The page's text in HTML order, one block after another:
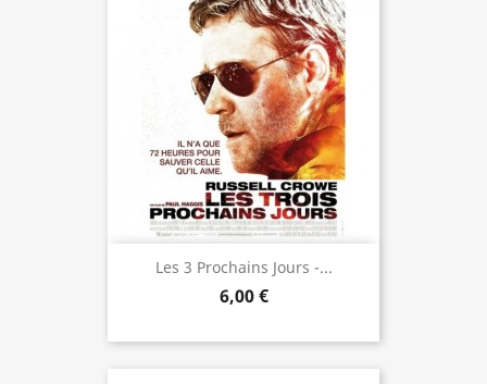
Les 3 Prochains Jours -...
6,00 €